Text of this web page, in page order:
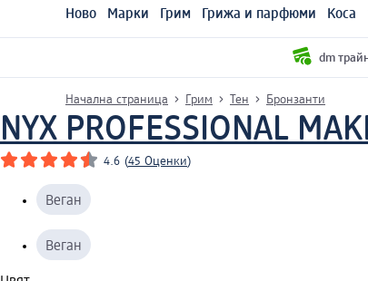
Ново Марки Грим Грижа и парфюми Коса
dm
Начална страница Грим Тен Бронзанти
NYX PROFESSIONAL
4.6 (45 Оценки)
Веган
Веган